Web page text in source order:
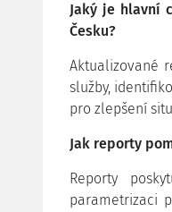
Jaký je hlavní
Česku?
Aktualizované
služby,
pro zlepšení
Jak reporty
Reporty
parametrizaci